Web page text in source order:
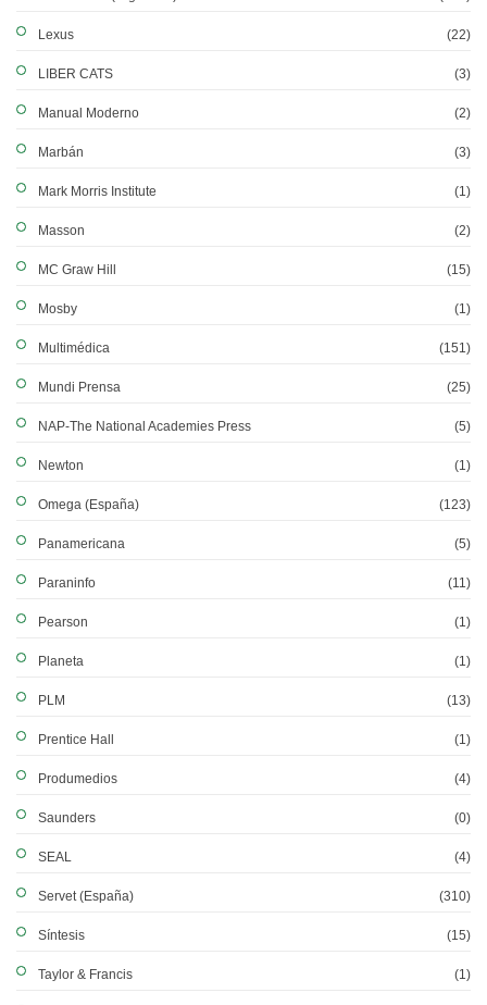
Lexus (22)
LIBER CATS (3)
Manual Moderno (2)
Marbán (3)
Mark Morris Institute (1)
Masson (2)
MC Graw Hill (15)
Mosby (1)
Multimédica (151)
Mundi Prensa (25)
NAP-The National Academies Press (5)
Newton (1)
Omega (España) (123)
Panamericana (5)
Paraninfo (11)
Pearson (1)
Planeta (1)
PLM (13)
Prentice Hall (1)
Produmedios (4)
Saunders (0)
SEAL (4)
Servet (España) (310)
Síntesis (15)
Taylor & Francis (1)